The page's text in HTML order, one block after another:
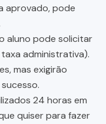
aprovado, pode
aluno pode solicitar
administrativa).
mas exigirão
24 horas em
quiser para fazer